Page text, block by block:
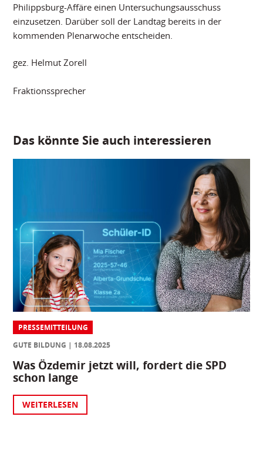
Philippsburg-Affäre einen Untersuchungsausschuss
einzusetzen. Darüber soll der Landtag bereits in der
kommenden Plenarwoche entscheiden.
gez. Helmut Zorell
Fraktionssprecher
Das könnte Sie auch interessieren
PRESSEMITTEILUNG
GUTE BILDUNG
18.08.2025
Was Özdemir jetzt will, fordert die SPD
schon lange
WEITERLESEN